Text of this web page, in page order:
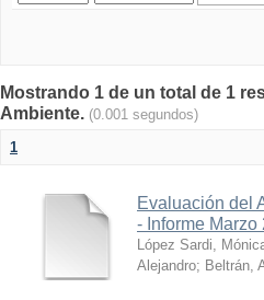
Mostrando 1 de un total de 1
Ambiente. (0.001 segundos)
1
Evaluación del
- Informe Marzo
López Sardi,
Alejandro; Beltrán,